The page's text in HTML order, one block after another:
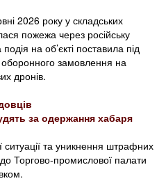
2026 року у складських
пожежа через російську
на об’єкті поставила під
замовлення на
дронів.
за одержання хабаря
та уникнення штрафних
Торгово-промислової палати